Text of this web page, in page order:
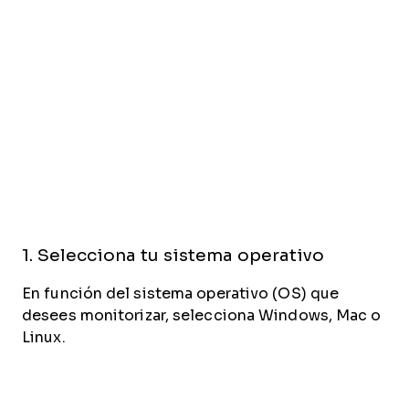
1. Selecciona tu sistema operativo
En función del sistema operativo (OS) que
desees monitorizar, selecciona Windows, Mac o
Linux.